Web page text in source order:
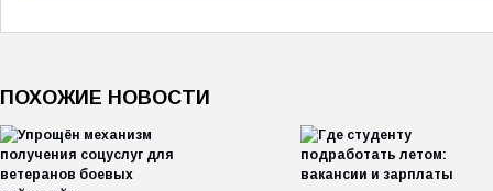
ПОХОЖИЕ НОВОСТИ